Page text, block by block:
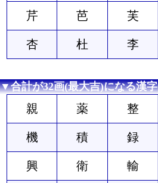
芹 芭 芙
杏 杜 李
▼合計が32画(最大吉)になる漢字
親 薬 整
機 積 録
興 衛 輸